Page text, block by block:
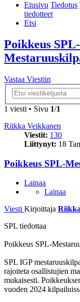
Etusivu Tiedotus
tiedotteet
Etsi
Poikkeus SPL-
Vastaa Viestiin
1 viesti • Sivu 1/1
Riikka Veikkanen
Viestit: 130
Liittynyt: 18
Poikkeus SPL-
Lainaa
Lainaa
Viesti Kirjoittaja
SPL tiedottaa
Poikkeus SPL-
SPL IGP
rajoiteta osallistujien
mukaisesti.
vuoden 2024